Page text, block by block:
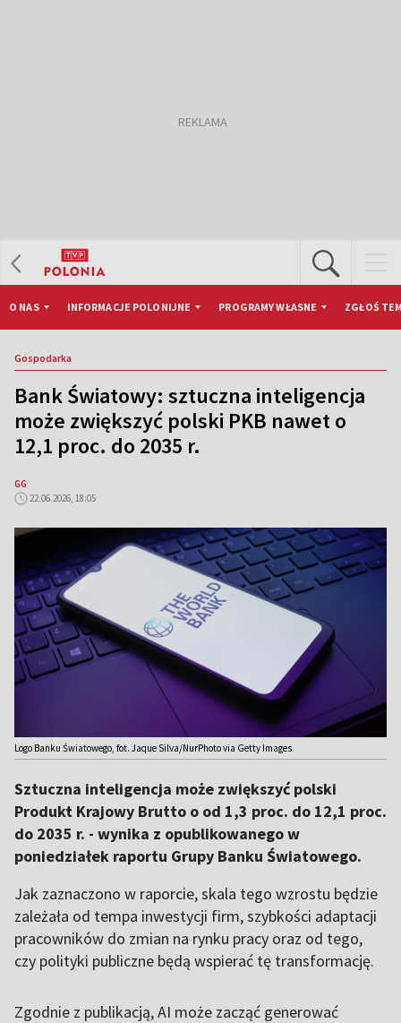
O NAS INFORMACJE POLONIJNE PROGRAMY WŁASNE ZGŁOŚ
Gospodarka
Bank Światowy: sztuczna inteligencja
może zwiększyć polski PKB nawet o
12,1 proc. do 2035 r.
GG
22.06.2026, 18:05
Logo Banku Światowego, fot. Jaque Silva/NurPhoto via Getty Images
Sztuczna inteligencja może zwiększyć polski
Produkt Krajowy Brutto o od 1,3 proc. do 12,1 proc.
do 2035 r. - wynika z opublikowanego w
poniedziałek raportu Grupy Banku Światowego.
Jak zaznaczono w raporcie, skala tego wzrostu będzie
zależała od tempa inwestycji firm, szybkości adaptacji
pracowników do zmian na rynku pracy oraz od tego,
czy polityki publiczne będą wspierać tę transformację.
Zgodnie z publikacją, AI może zacząć generować